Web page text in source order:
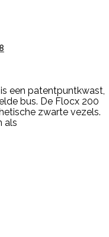
een patentpuntkwast,
bus. De Flocx 200
zwarte vezels.
als